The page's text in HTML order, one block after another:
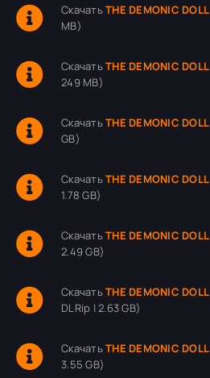
СкачатьTHE DEMONIC DOLL
MB)
СкачатьTHE DEMONIC DOLL
249 MB)
СкачатьTHE DEMONIC DOLL
GB)
СкачатьTHE DEMONIC DOLL
1.78 GB)
СкачатьTHE DEMONIC DOLL
2.49 GB)
СкачатьTHE DEMONIC DOLL
DLRip | 2.63 GB)
СкачатьTHE DEMONIC DOLL
3.55 GB)